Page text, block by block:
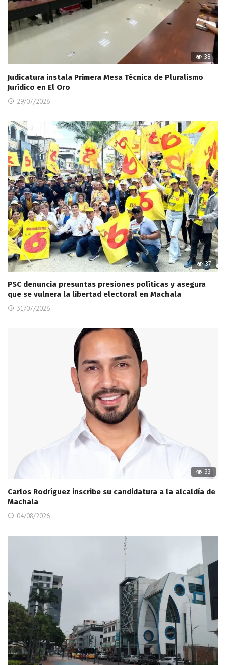
38
Judicatura instala Primera Mesa Técnica de Pluralismo
Jurídico en El Oro
29/07/2026
37
PSC denuncia presuntas presiones políticas y asegura
que se vulnera la libertad electoral en Machala
31/07/2026
33
Carlos Rodríguez inscribe su candidatura a la alcaldía de
Machala
04/08/2026